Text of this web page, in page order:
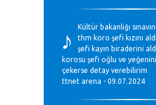
♪
Kültür bakanlığı
thm koro şefi kızını
şefi kayın biraderini
korosu şefi oğlu ve
çekerse detay verebilirim
ttnet arena - 09.07.2024